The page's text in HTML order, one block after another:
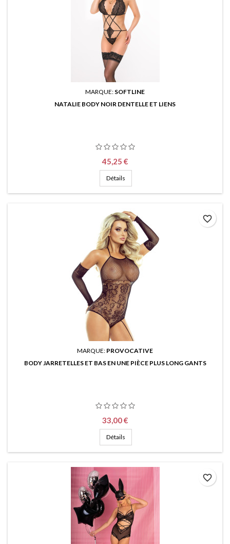
MARQUE: SOFTLINE
NATALIE BODY NOIR DENTELLE ET LIENS
Prix
45,25 €
Détails
MARQUE: PROVOCATIVE
BODY JARRETELLES ET BAS EN UNE PIÈCE PLUS LONG GANTS
Prix
33,00 €
Détails
favorite_border
favorite_border